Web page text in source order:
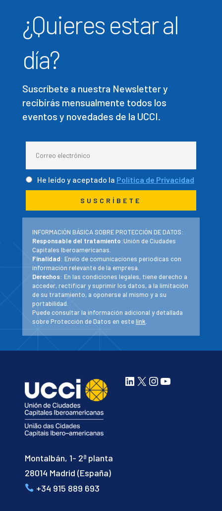
¿Quieres estar al
día?
Suscríbete a nuestra Newsletter y
recibirás mensualmente todos los
eventos y novedades de la UCCI.
He leído y aceptado la Política de Privacidad
INFORMACIÓN BÁSICA SOBRE PROTECCIÓN DE DATOS:
Responsable del tratamiento:Unión de Ciudades
Capitales Iberoamericanas.
Finalidad: Envío de comunicaciones periodicas con
información relevante de la empresa.
Derechos: En las condiciones legales, tiene derecho a
acceder, rectificar y suprimir los datos, a la limitación
de su tratamiento, a oponerse al mismo y a su
portabilidad.
Puede consultar la información adicional y detallada
sobre Protección de Datos en estelink.
Montalbán, 1- 2ª planta
28014 Madrid (España)
+34 915 889 693
LinkedIn
X Instagram
YouTube